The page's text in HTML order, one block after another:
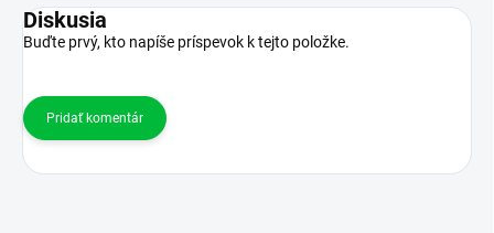
Diskusia
Buďte prvý, kto napíše príspevok k tejto položke.
Pridať komentár